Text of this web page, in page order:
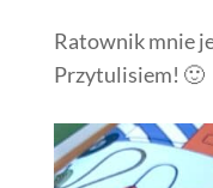
Ratownik mnie
Przytulisiem! 🙂